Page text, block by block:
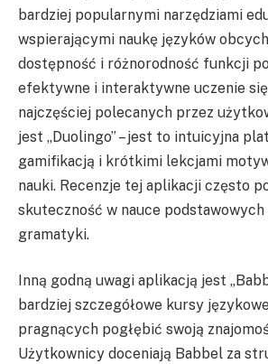
bardziej popularnymi narzędziami
wspierającymi naukę języków
dostępność i różnorodność funkcji
efektywne i interaktywne uczenie
najczęściej polecanych przez
jest „Duolingo” – jest to intuicyjna
gamifikacją i krótkimi lekcjami
nauki. Recenzje tej aplikacji często
skuteczność w nauce
gramatyki.
Inną godną uwagi aplikacją jest
bardziej szczegółowe kursy
pragnących pogłębić swoją
Użytkownicy doceniają Babbel za